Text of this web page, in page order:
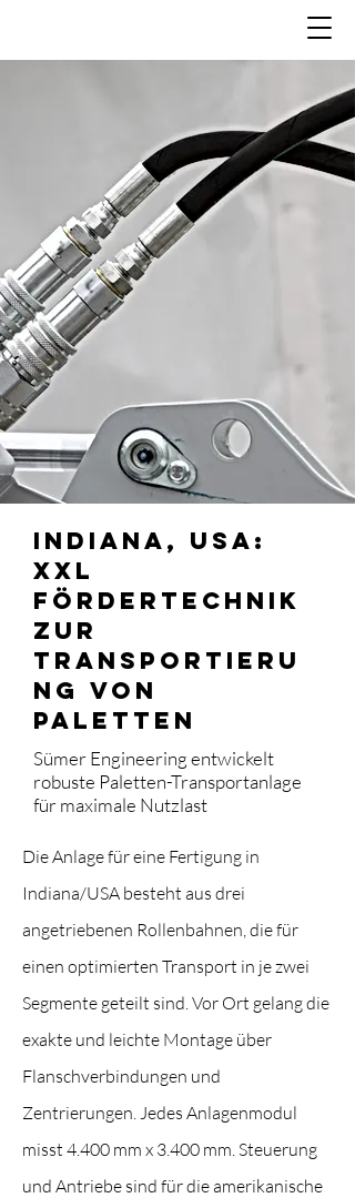
Indiana, USA:
XXL
Fördertechnik
zur
Transportieru
ng von
Paletten
Sümer Engineering entwickelt
robuste Paletten-Transportanlage
für maximale Nutzlast
Die Anlage für eine Fertigung in
Indiana/USA besteht aus drei
angetriebenen Rollenbahnen, die für
einen optimierten Transport in je zwei
Segmente geteilt sind. Vor Ort gelang die
exakte und leichte Montage über
Flanschverbindungen und
Zentrierungen. Jedes Anlagenmodul
misst 4.400 mm x 3.400 mm. Steuerung
und Antriebe sind für die amerikanische